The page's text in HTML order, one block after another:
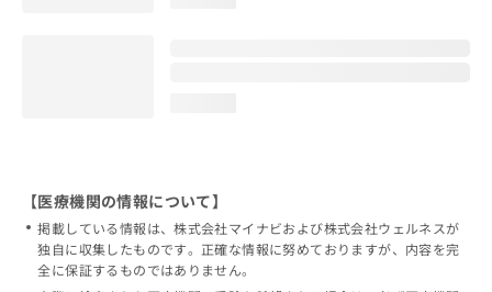
【医療機関の情報について】
掲載している情報は、株式会社マイナビおよび株式会社ウェルネスが
独自に収集したものです。正確な情報に努めておりますが、内容を完
全に保証するものではありません。